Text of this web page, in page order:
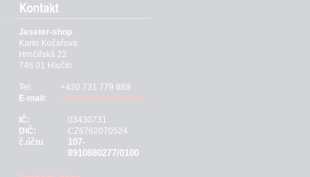
Jeseter-shop
Karin Kočařová
Hrnčířská 22
748 01 Hlučín
Tel:
+420 731 779 889
E-mail:
info@jeseter-shop.cz
IČ:
03430731
DIČ:
CZ6762070524
č.účtu
107-
8910880277/0100